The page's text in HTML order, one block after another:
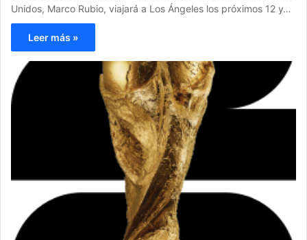
Unidos, Marco Rubio, viajará a Los Ángeles los próximos 12 y…
Leer más »